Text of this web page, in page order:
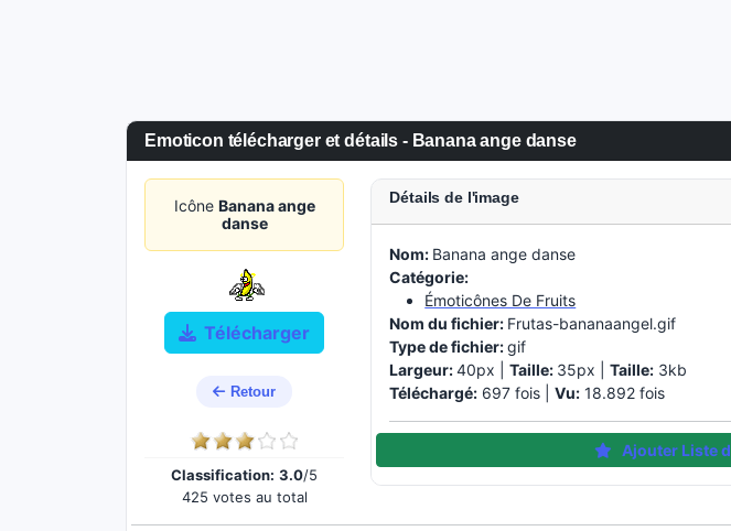
Emoticon télécharger et détails - Banana ange danse
Icône Banana ange
danse
Télécharger
Retour
Classification: 3.0/5
425 votes au total
Détails de l'image
Nom: Banana ange danse
Catégorie:
Émoticônes De Fruits
Nom du fichier: Frutas-bananaangel.gif
Type de fichier:gif
Largeur:40px |Taille: 35px |Taille: 3kb
Téléchargé: 697 fois |Vu: 18.892 fois
Ajouter Liste